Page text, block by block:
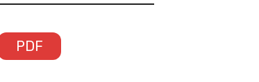
PDF